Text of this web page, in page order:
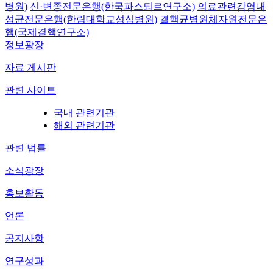
병원) 신·변종전문은행(한국파스퇴르연구소) 의료관련감염내
성균전문은행(한림대학교성심병원) 결핵균병원체자원전문은
행(국제결핵연구소)
정보광장
자료 게시판
관련 사이트
국내 관련기관
해외 관련기관
관련 법률
소식광장
홍보활동
언론
공지사항
연구성과